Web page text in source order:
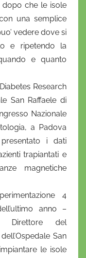
dopo che le isole
una semplice
vedere dove si
e ripetendo la
e quanto
Research
San Raffaele di
Nazionale
a Padova
i dati
trapiantati e
magnetiche
4
anno –
Direttore del
San
le isole